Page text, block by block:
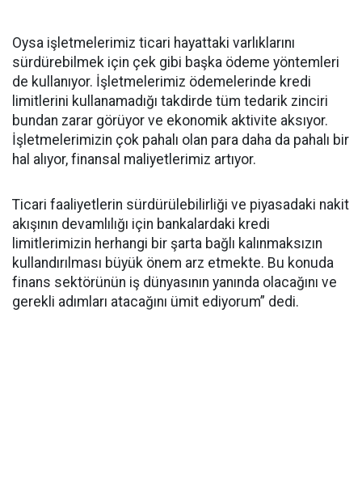
Oysa işletmelerimiz ticari hayattaki varlıklarını
sürdürebilmek için çek gibi başka ödeme yöntemleri
de kullanıyor. İşletmelerimiz ödemelerinde kredi
limitlerini kullanamadığı takdirde tüm tedarik zinciri
bundan zarar görüyor ve ekonomik aktivite aksıyor.
İşletmelerimizin çok pahalı olan para daha da pahalı bir
hal alıyor, finansal maliyetlerimiz artıyor.
Ticari faaliyetlerin sürdürülebilirliği ve piyasadaki nakit
akışının devamlılığı için bankalardaki kredi
limitlerimizin herhangi bir şarta bağlı kalınmaksızın
kullandırılması büyük önem arz etmekte. Bu konuda
finans sektörünün iş dünyasının yanında olacağını ve
gerekli adımları atacağını ümit ediyorum” dedi.